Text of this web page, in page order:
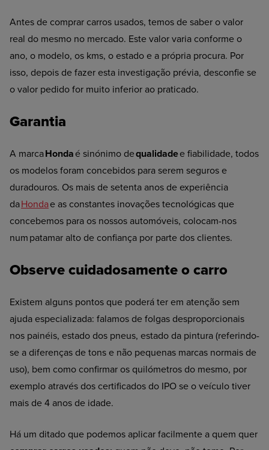
Antes de comprar carros usados, temos de saber o valor
real do mesmo no mercado. Este valor varia conforme o
ano, o modelo, os kms, o estado e a própria procura. Por
isso, depois de fazer esta investigação prévia, desconfie se
o valor pedido for muito inferior ao praticado.
Garantia
A marcaHondaé sinónimo dequalidadee fiabilidade, todos
os modelos foram concebidos para serem seguros e
duradouros. Os mais de setenta anos de experiência
daHondae as constantes inovações tecnológicas que
concebemos para os nossos automóveis, colocam-nos
num patamar alto de confiança por parte dos clientes.
Observe cuidadosamente o carro
Existem alguns pontos que poderá ter em atenção sem
ajuda especializada: falamos de folgas desproporcionais
nos painéis, estado dos pneus, estado da pintura (referindo-
se a diferenças de tons e não pequenas marcas normais de
uso), bem como confirmar os quilómetros do mesmo, por
exemplo através dos certificados do IPO se o veículo tiver
mais de 4 anos de idade.
Há um ditado que podemos aplicar facilmente a quem quer